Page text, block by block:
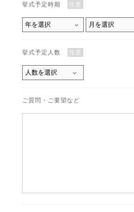
挙式予定時期 任意
挙式予定人数 任意
ご質問・ご要望など